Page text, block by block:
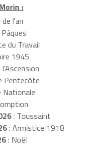
:
de l'an
du Travail
1945
l'Ascension
Pentecôte
Nationale
: Toussaint
: Armistice 1918
: Noël